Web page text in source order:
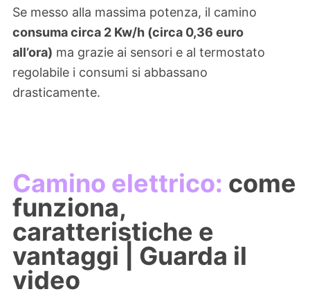
Se messo alla massima potenza, il camino
consuma circa 2 Kw/h (circa 0,36 euro
all’ora) ma grazie ai sensori e al termostato
regolabile i consumi si abbassano
drasticamente.
Camino elettrico: come
funziona,
caratteristiche e
vantaggi | Guarda il
video